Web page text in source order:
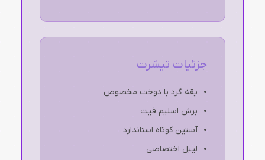
جزئیات تیشرت
یقه گرد با دوخت مخصوص
برش اسلیم فیت
آستین کوتاه استاندارد
لیبل اختصاصی